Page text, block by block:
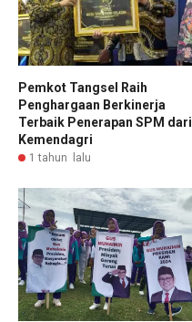
Pemkot Tangsel Raih
Penghargaan Berkinerja
Terbaik Penerapan SPM dari
Kemendagri
1 tahun lalu